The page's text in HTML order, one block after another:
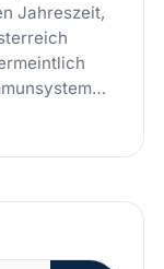
Jahreszeit,